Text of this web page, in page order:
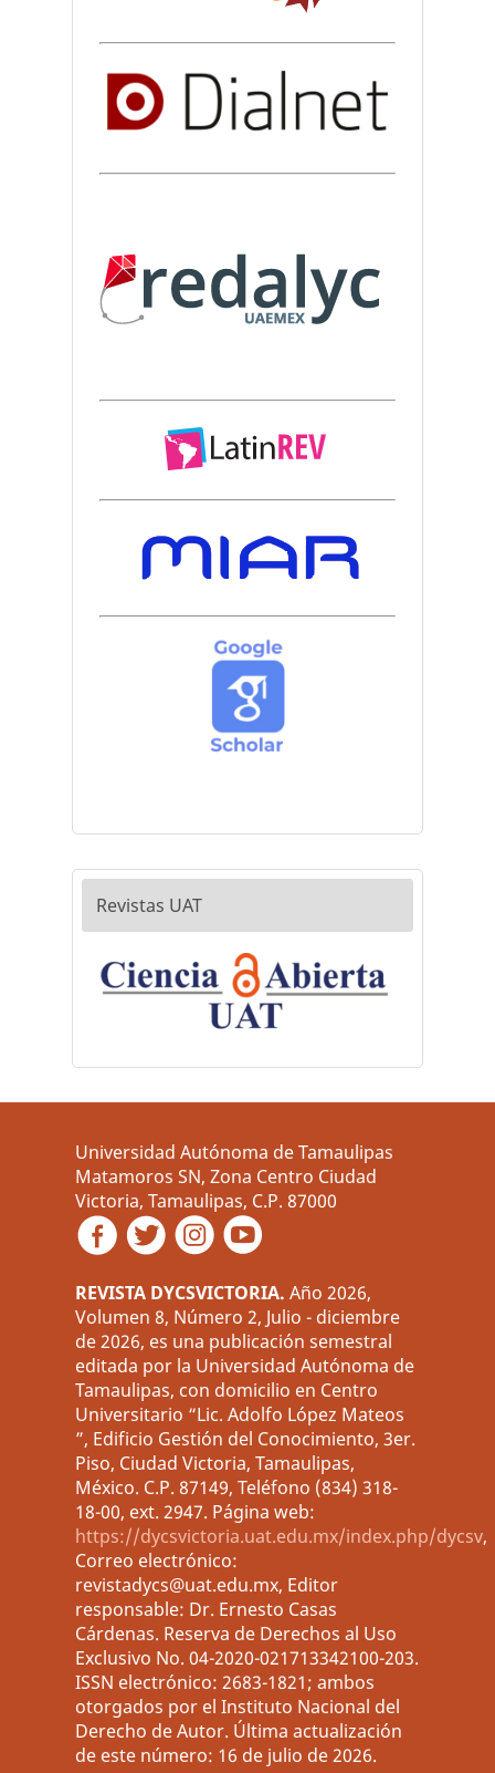
Revistas UAT
Universidad Autónoma de Tamaulipas
Matamoros SN, Zona Centro Ciudad
Victoria, Tamaulipas, C.P. 87000
REVISTA DYCSVICTORIA. Año 2026,
Volumen 8, Número 2, Julio - diciembre
de 2026, es una publicación semestral
editada por la Universidad Autónoma de
Tamaulipas, con domicilio en Centro
Universitario “Lic. Adolfo López Mateos
”, Edificio Gestión del Conocimiento, 3er.
Piso, Ciudad Victoria, Tamaulipas,
México. C.P. 87149, Teléfono (834) 318-
18-00, ext. 2947. Página web:
https://dycsvictoria.uat.edu.mx/index.php/dycsv,
Correo electrónico:
revistadycs@uat.edu.mx, Editor
responsable: Dr. Ernesto Casas
Cárdenas. Reserva de Derechos al Uso
Exclusivo No. 04-2020-021713342100-203.
ISSN electrónico: 2683-1821; ambos
otorgados por el Instituto Nacional del
Derecho de Autor. Última actualización
de este número: 16 de julio de 2026.